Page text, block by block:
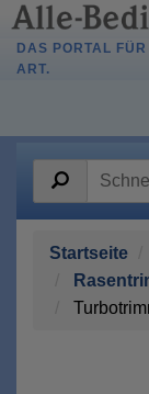
DAS PORTAL
ART.
Startseite